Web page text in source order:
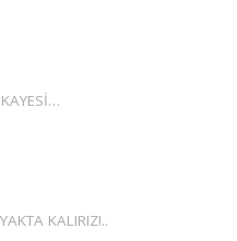
KALIRIZ!..